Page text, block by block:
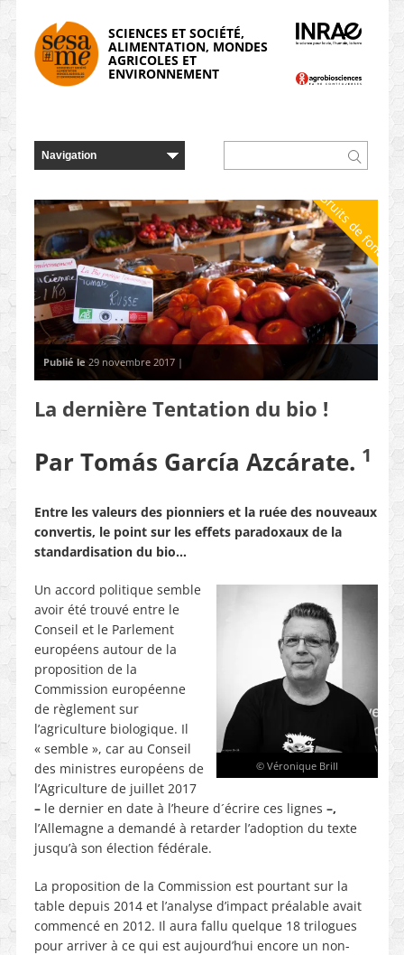
SCIENCES ET SOCIÉTÉ,
ALIMENTATION, MONDES
AGRICOLES ET
ENVIRONNEMENT
Bruits de fond
Publié le 29 novembre 2017 |
La dernière Tentation du bio !
Par Tomás García Azcárate. 1
Entre les valeurs des pionniers et la ruée des nouveaux
convertis, le point sur les effets paradoxaux de la
standardisation du bio…
© Véronique Brill
Un accord politique semble
avoir été trouvé entre le
Conseil et le Parlement
européens autour de la
proposition de la
Commission européenne
de règlement sur
l’agriculture biologique. Il
« semble », car au Conseil
des ministres européens de
l’Agriculture de juillet 2017
–le dernier en date à l’heure d´écrire ces lignes –,
l’Allemagne a demandé à retarder l’adoption du texte
jusqu’à son élection fédérale.
La proposition de la Commission est pourtant sur la
table depuis 2014 et l’analyse d’impact préalable avait
commencé en 2012. Il aura fallu quelque 18 trilogues
pour arriver à ce qui est aujourd’hui encore un non-